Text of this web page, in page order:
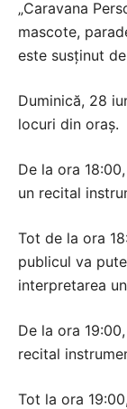
„Caravana
mascote,
este susținut de
Duminică, 28
locuri din oraș.
De la ora
un recital
Tot de la ora
publicul va
interpretarea
De la ora
recital
Tot la ora